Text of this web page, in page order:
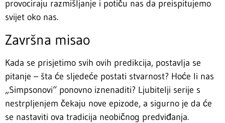
provociraju razmišljanje i potiču nas da preispitujemo
svijet oko nas.
Završna misao
Kada se prisjetimo svih ovih predikcija, postavlja se
pitanje – šta će sljedeće postati stvarnost? Hoće li nas
„Simpsonovi“ ponovno iznenaditi? Ljubitelji serije s
nestrpljenjem čekaju nove epizode, a sigurno je da će
se nastaviti ova tradicija neobičnog predviđanja.